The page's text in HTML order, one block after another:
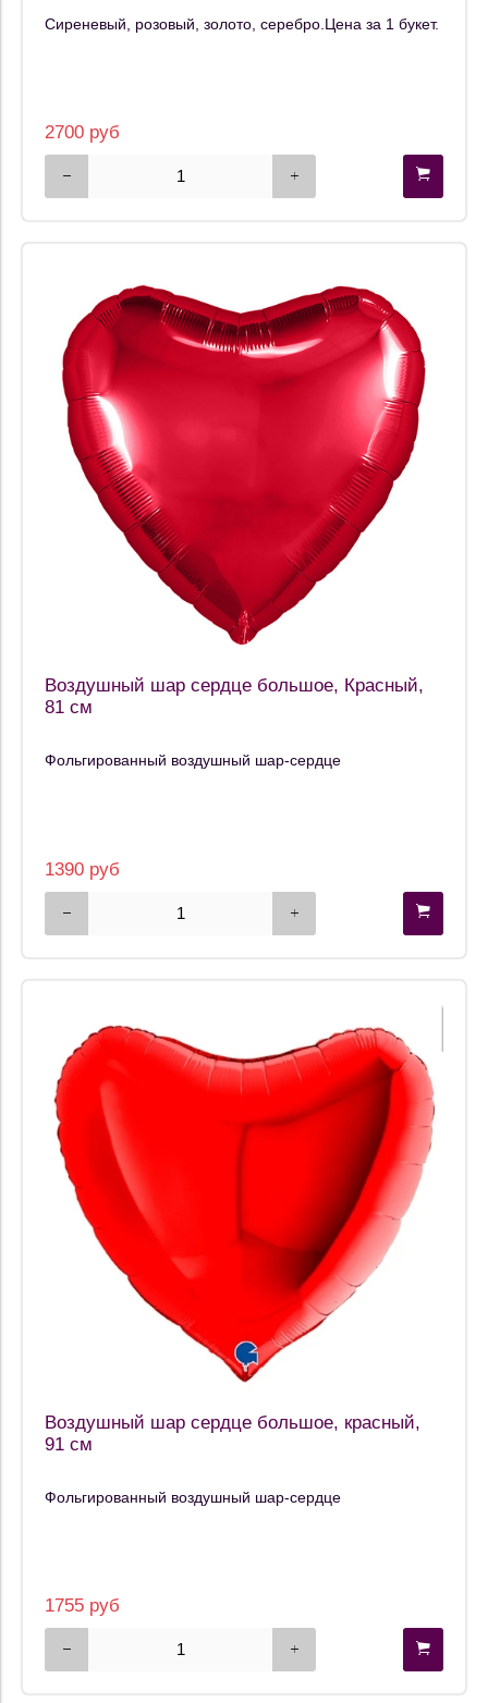
Сиреневый, розовый, золото, серебро.Цена за 1 букет.
2700 руб
Воздушный шар сердце большое, Красный,
81 см
Фольгированный воздушный шар-сердце
1390 руб
Воздушный шар сердце большое, красный,
91 см
Фольгированный воздушный шар-сердце
1755 руб